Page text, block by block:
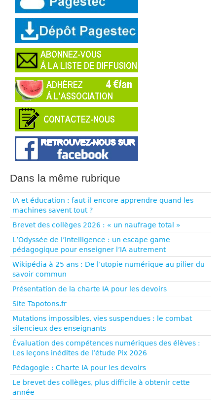
Dans la même rubrique
IA et éducation : faut-il encore apprendre quand les
machines savent tout ?
Brevet des collèges 2026 : « un naufrage total »
L’Odyssée de l’Intelligence : un escape game
pédagogique pour enseigner l’IA autrement
Wikipédia à 25 ans : De l’utopie numérique au pilier du
savoir commun
Présentation de la charte IA pour les devoirs
Site Tapotons.fr
Mutations impossibles, vies suspendues : le combat
silencieux des enseignants
Évaluation des compétences numériques des élèves :
Les leçons inédites de l’étude Pix 2026
Pédagogie : Charte IA pour les devoirs
Le brevet des collèges, plus difficile à obtenir cette
année